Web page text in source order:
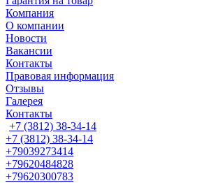
Компания
О компании
Новости
Вакансии
Контакты
Правовая информация
Отзывы
Галерея
Контакты
+7 (3812) 38-34-14
+7 (3812) 38-34-14
+79039273414
+79620484828
+79620300783